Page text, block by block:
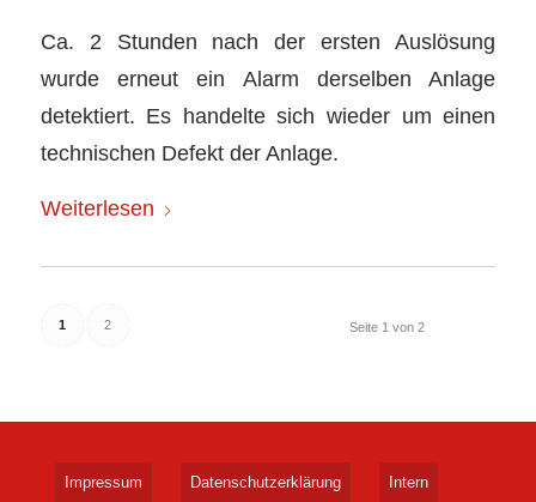
Ca. 2 Stunden nach der ersten Auslösung
wurde erneut ein Alarm derselben Anlage
detektiert. Es handelte sich wieder um einen
technischen Defekt der Anlage.
Weiterlesen
Seite 1 von 2
1 2
Impressum Datenschutzerklärung Intern